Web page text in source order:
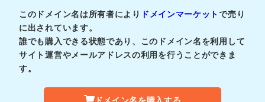
このドメイン名は所有者により ドメインマーケットで売り
に出されています。
誰でも購入できる状態であり、このドメイン名を利用して
サイト運営やメールアドレスの利用を行うことができま
す。